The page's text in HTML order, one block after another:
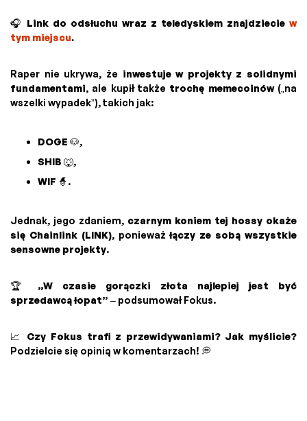
🎧 Link do odsłuchu wraz z teledyskiem znajdziecie w
tym miejscu.
Raper nie ukrywa, że inwestuje w projekty z solidnymi
fundamentami, ale kupił także trochę memecoinów(„na
wszelki wypadek”), takich jak:
DOGE 🐶,
SHIB 🐺,
WIF 🧙.
Jednak, jego zdaniem, czarnym koniem tej hossy okaże
się Chainlink (LINK), ponieważłączy ze sobą wszystkie
sensowne projekty.
🏆 „W czasie gorączki złota najlepiej jest być
sprzedawcą łopat” – podsumował Fokus.
📈 Czy Fokus trafi z przewidywaniami? Jak myślicie?
Podzielcie się opinią w komentarzach! 💭